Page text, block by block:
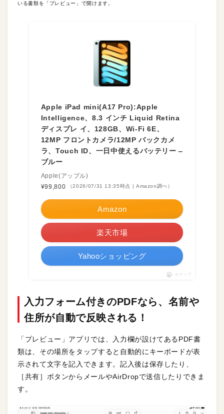
いる書類を「プレビュー」で開けます。
Apple iPad mini(A17 Pro):Apple
Intelligence、8.3 インチ Liquid Retina
ディスプレ イ、128GB、Wi-Fi 6E、
12MP フロントカメラ/12MP バックカメ
ラ、Touch ID、一日中使えるバッテリー ‒
ブルー
Apple(アップル)
¥99,800
（2026/07/31 13:35時点 | Amazon調べ）
Amazon
楽天市場
Yahooショッピング
ポチップ
入力フォーム付きのPDFなら、名前や
住所が自動で反映される！
「プレビュー」アプリでは、入力欄が設けてあるPDF書
類は、その場所をタップすると自動的にキーボードが表
示されて文字を記入できます。記入後は保存したり、
［共有］ボタンからメールやAirDropで送信したりできま
す。